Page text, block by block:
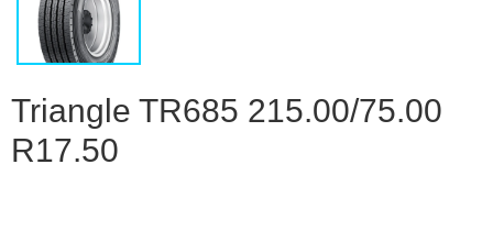
Избранное
Сравнение
Личный кабинет
Triangle TR685 215.00/75.00
R17.50